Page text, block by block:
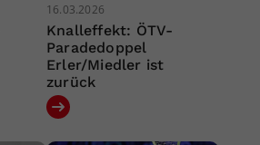
16.03.2026
Knalleffekt: ÖTV-
Paradedoppel
Erler/Miedler ist
zurück